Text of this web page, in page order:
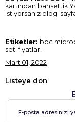
kartından
istiyorsanız blog
Etiketler: bbc
seti fiyatları
Mart 01, 2022
Listeye dön